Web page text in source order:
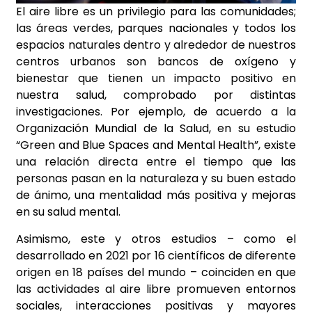
El aire libre es un privilegio para las comunidades;
las áreas verdes, parques nacionales y todos los
espacios naturales dentro y alrededor de nuestros
centros urbanos son bancos de oxígeno y
bienestar que tienen un impacto positivo en
nuestra salud, comprobado por distintas
investigaciones. Por ejemplo, de acuerdo a la
Organización Mundial de la Salud, en su estudio
“Green and Blue Spaces and Mental Health”, existe
una relación directa entre el tiempo que las
personas pasan en la naturaleza y su buen estado
de ánimo, una mentalidad más positiva y mejoras
en su salud mental.
Asimismo, este y otros estudios – como el
desarrollado en 2021 por 16 científicos de diferente
origen en 18 países del mundo – coinciden en que
las actividades al aire libre promueven entornos
sociales, interacciones positivas y mayores